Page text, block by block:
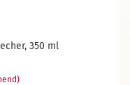
350 ml